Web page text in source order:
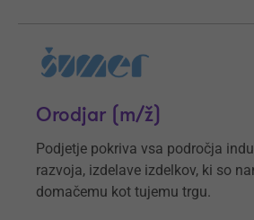
Orodjar (m/ž)
Podjetje pokriva vsa področja
razvoja, izdelave izdelkov, ki so
domačemu kot tujemu trgu.